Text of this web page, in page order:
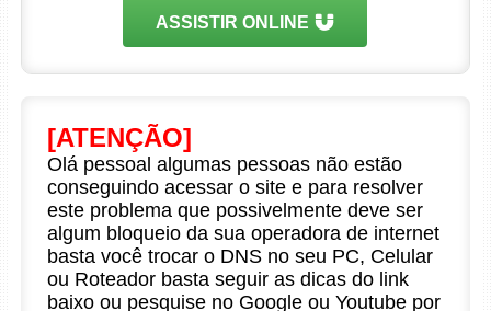
ASSISTIR ONLINE
[ATENÇÃO]
Olá pessoal algumas pessoas não estão
conseguindo acessar o site e para resolver
este problema que possivelmente deve ser
algum bloqueio da sua operadora de internet
basta você trocar o DNS no seu PC, Celular
ou Roteador basta seguir as dicas do link
baixo ou pesquise no Google ou Youtube por